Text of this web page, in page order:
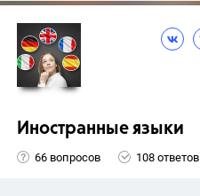
Иностранные языки
66 вопросов 108 ответов